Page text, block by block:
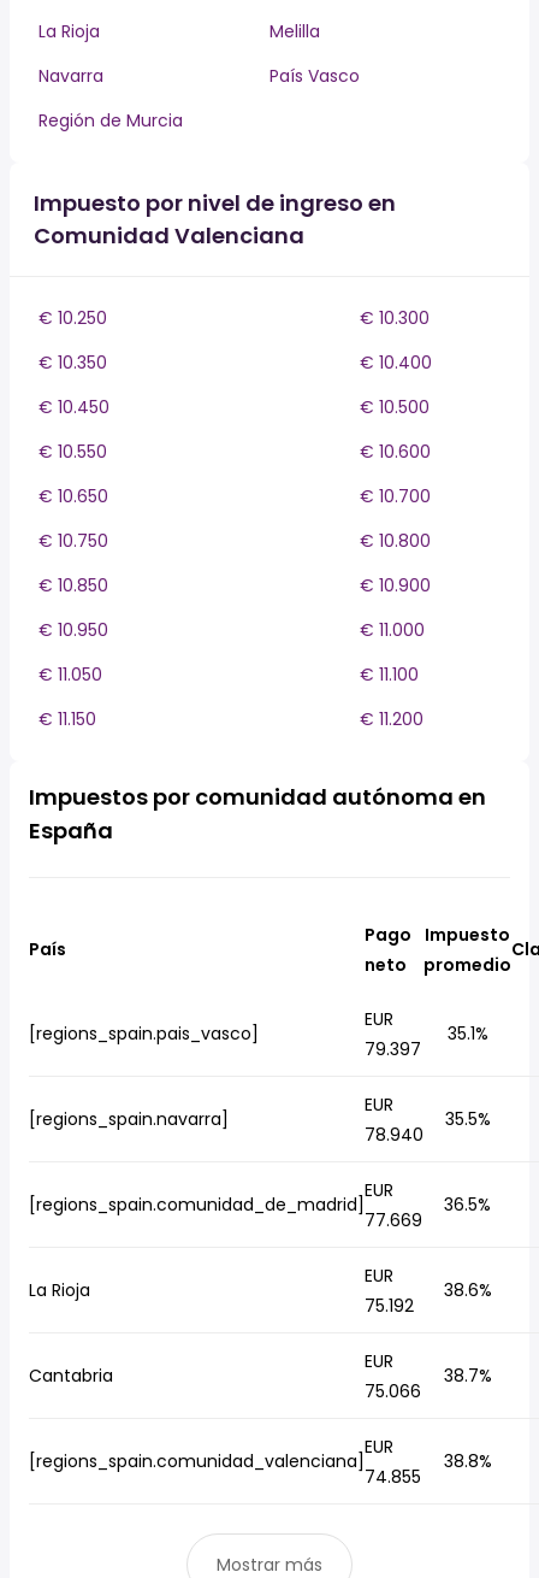
La Rioja
Melilla
Navarra
País Vasco
Región de Murcia
Impuesto por nivel de ingreso en
Comunidad Valenciana
€ 10.250
€ 10.300
€ 10.350
€ 10.400
€ 10.450
€ 10.500
€ 10.550
€ 10.600
€ 10.650
€ 10.700
€ 10.750
€ 10.800
€ 10.850
€ 10.900
€ 10.950
€ 11.000
€ 11.050
€ 11.100
€ 11.150
€ 11.200
Impuestos por comunidad autónoma en
España
País
Pago
neto
Impuesto
promedio
[regions_spain.pais_vasco]
EUR
79.397
35.1%
[regions_spain.navarra]
EUR
78.940
35.5%
[regions_spain.comunidad_de_madrid]
EUR
77.669
36.5%
La Rioja
EUR
75.192
38.6%
Cantabria
EUR
75.066
38.7%
[regions_spain.comunidad_valenciana]
EUR
74.855
38.8%
Mostrar más